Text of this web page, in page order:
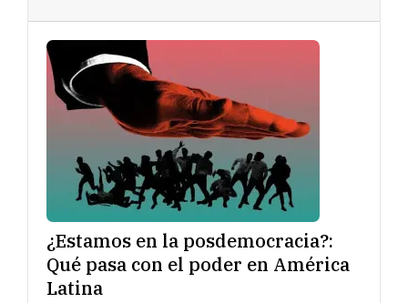
¿Estamos en la posdemocracia?:
Qué pasa con el poder en América
Latina